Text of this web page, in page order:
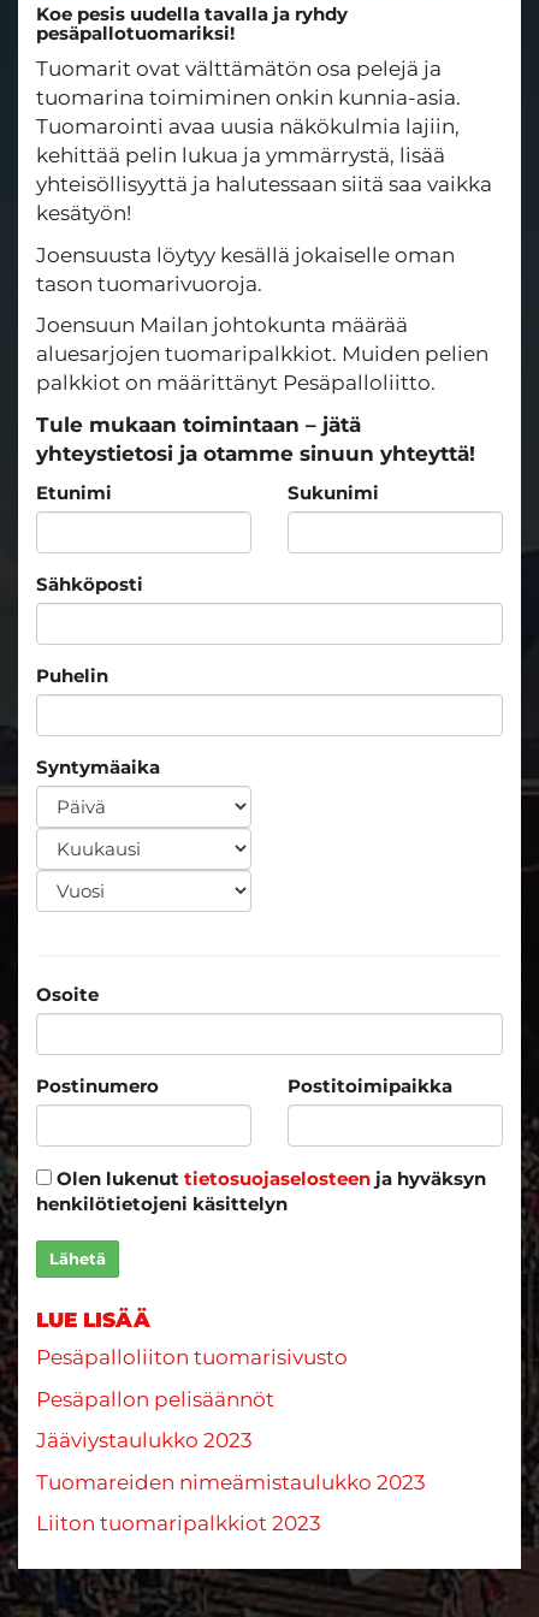
Koe pesis uudella tavalla ja ryhdy
pesäpallotuomariksi!
Tuomarit ovat välttämätön osa pelejä ja
tuomarina toimiminen onkin kunnia-asia.
Tuomarointi avaa uusia näkökulmia lajiin,
kehittää pelin lukua ja ymmärrystä, lisää
yhteisöllisyyttä ja halutessaan siitä saa vaikka
kesätyön!
Joensuusta löytyy kesällä jokaiselle oman
tason tuomarivuoroja.
Joensuun Mailan johtokunta määrää
aluesarjojen tuomaripalkkiot. Muiden pelien
palkkiot on määrittänyt Pesäpalloliitto.
Tule mukaan toimintaan – jätä
yhteystietosi ja otamme sinuun yhteyttä!
Etunimi Sukunimi
Sähköposti
Puhelin
Syntymäaika
Osoite
Postinumero Postitoimipaikka
Olen lukenut tietosuojaselosteen ja hyväksyn
henkilötietojeni käsittelyn
Lähetä
LUE LISÄÄ
Pesäpalloliiton tuomarisivusto
Pesäpallon pelisäännöt
Jääviystaulukko 2023
Tuomareiden nimeämistaulukko 2023
Liiton tuomaripalkkiot 2023